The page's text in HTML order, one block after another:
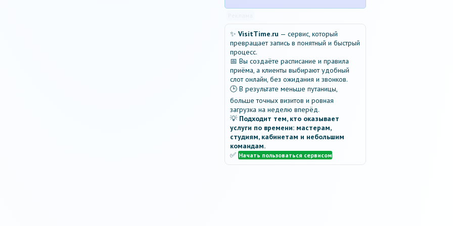
✨ VisitTime.ru — сервис, который
превращает запись в понятный и быстрый
процесс.
📅 Вы создаёте расписание и правила
приёма, а клиенты выбирают удобный
слот онлайн, без ожидания и звонков.
🕒 В результате меньше путаницы,
больше точных визитов и ровная
загрузка на неделю вперёд.
💡 Подходит тем, кто оказывает
услуги по времени: мастерам,
студиям, кабинетам и небольшим
командам.
✅ Начать пользоваться сервисом